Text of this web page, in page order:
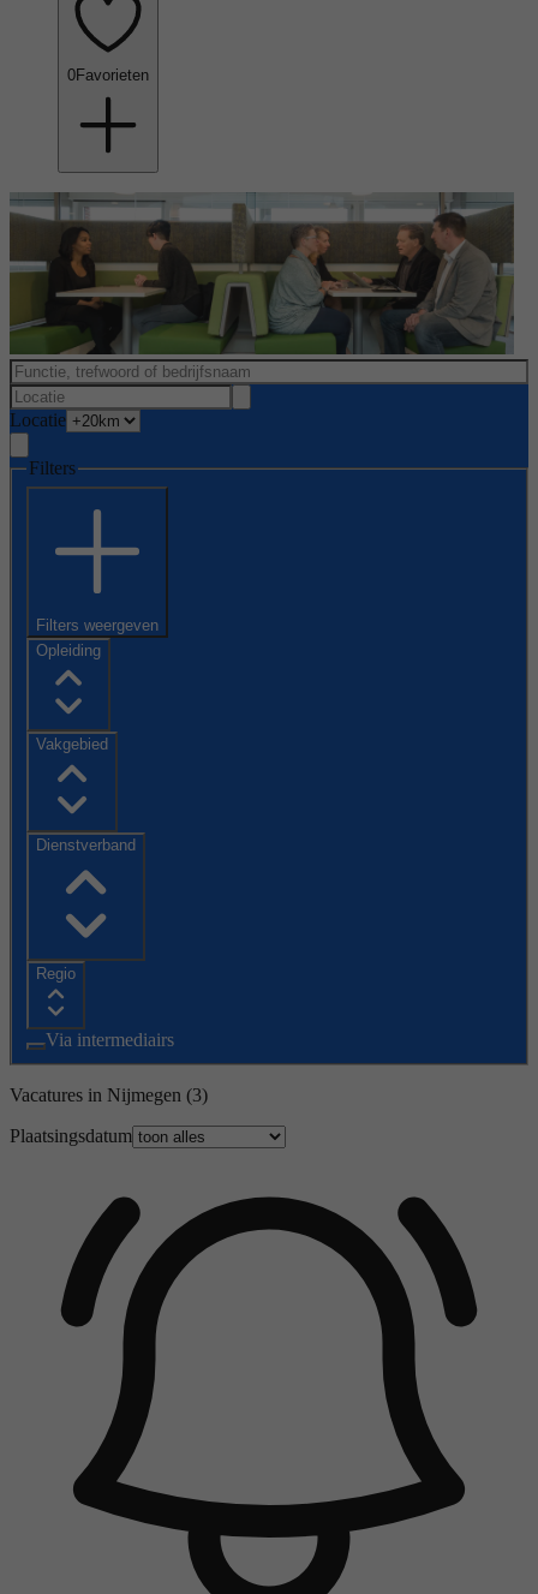
0Favorieten
Locatie
Filters
Filters weergeven
Opleiding
Vakgebied
Dienstverband
Regio
Via intermediairs
Vacatures in Nijmegen (3)
Plaatsingsdatum